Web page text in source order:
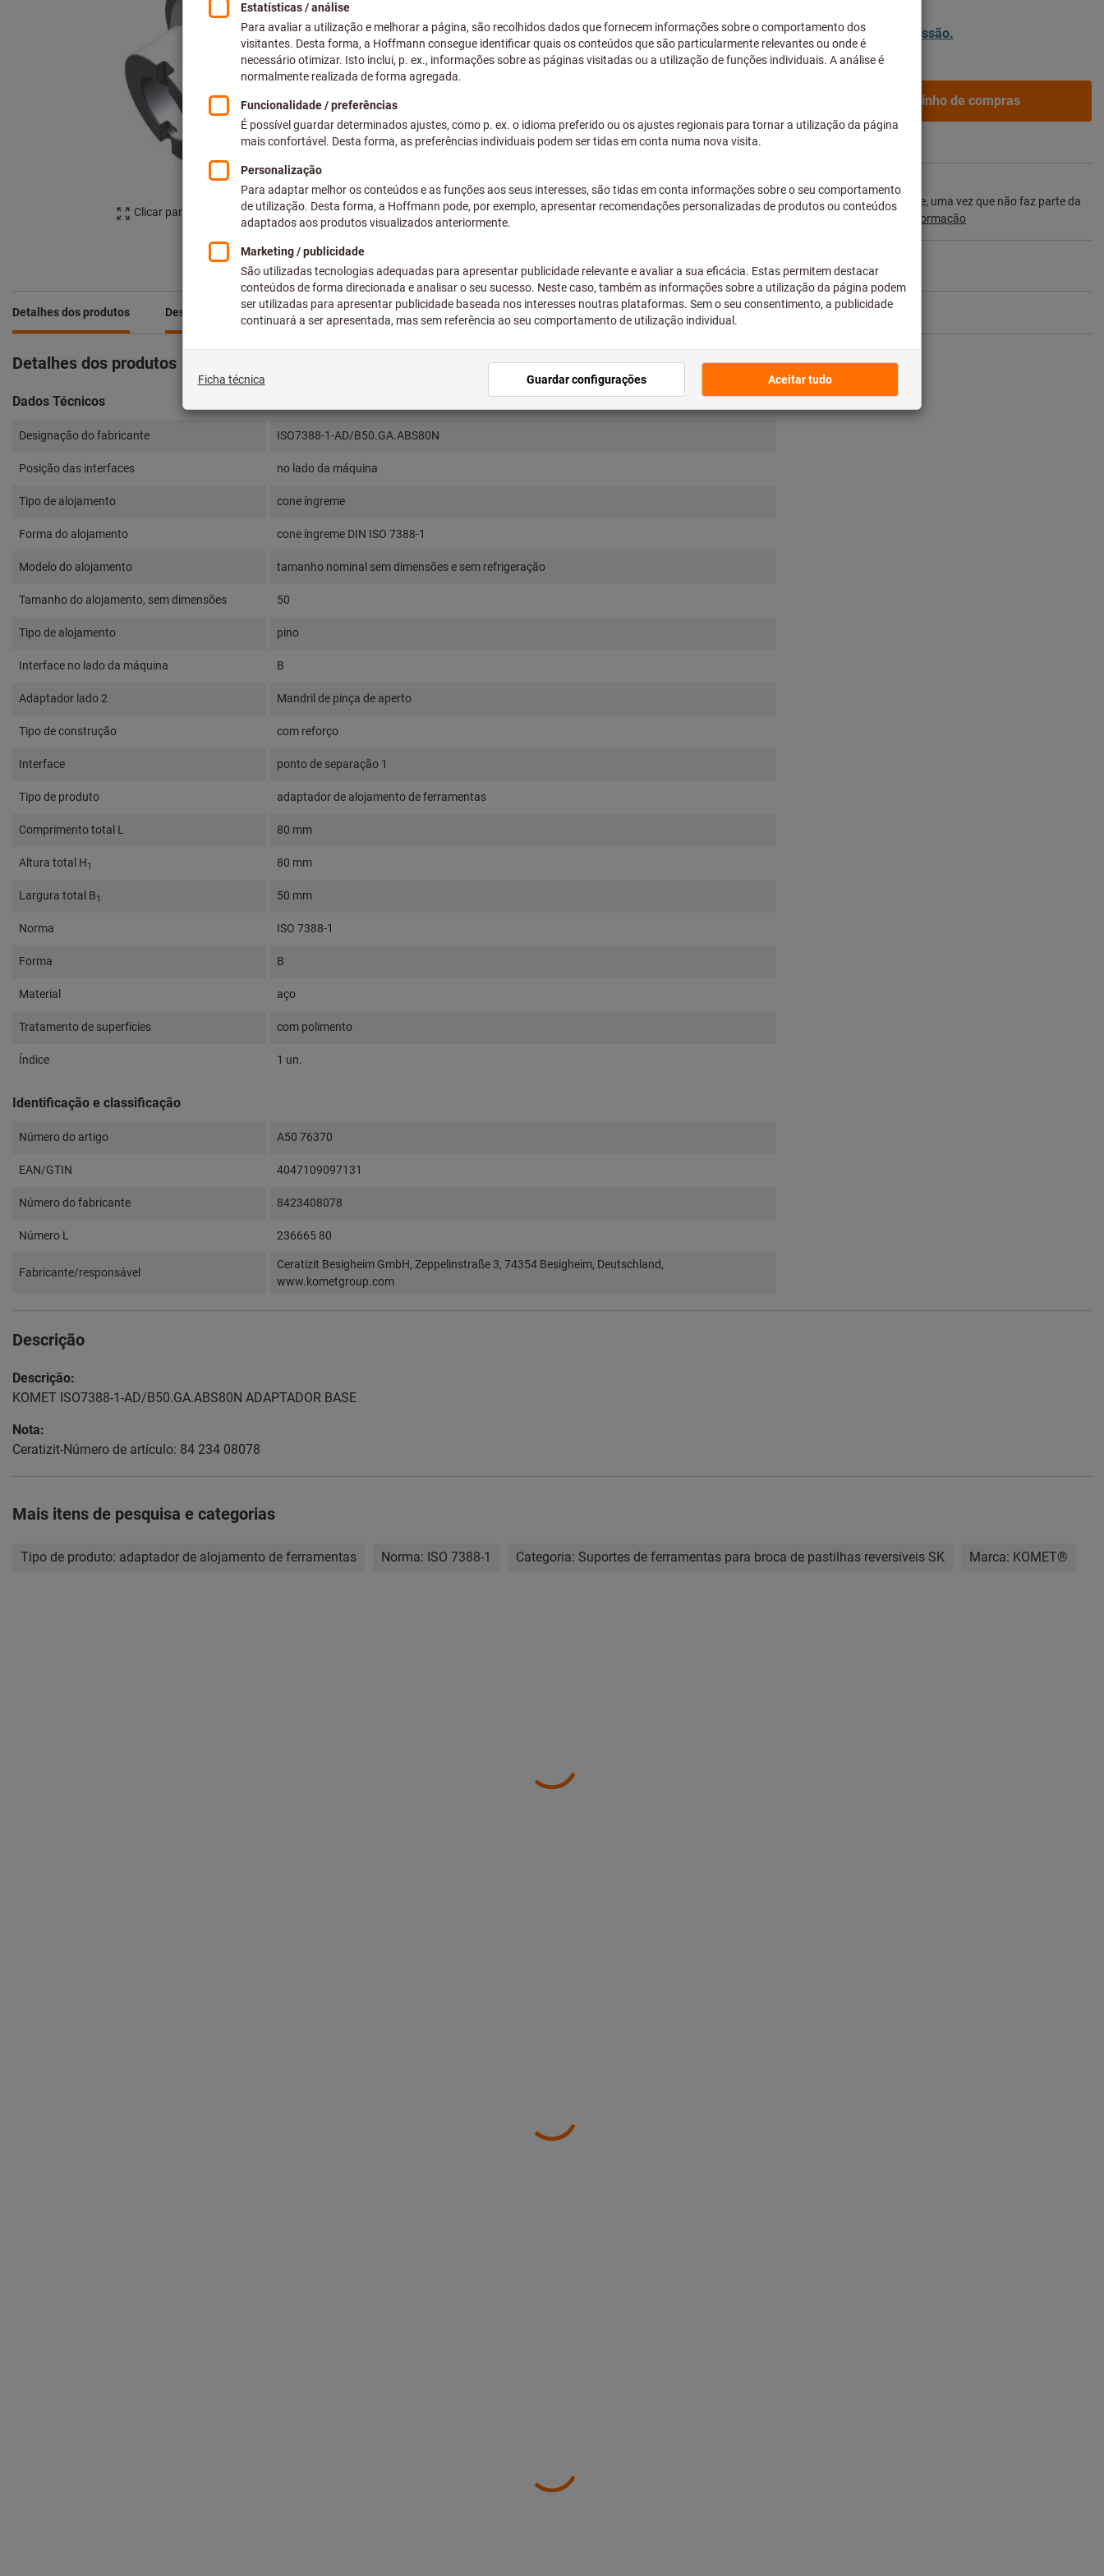
Clicar para aumentar imagem
Preços individuais para clientes empresariais após iniciar sessão.
Adicionar ao carrinho de compras
Prazo de entrega aprox.: 2-3 semanas
Tenha em atenção o prazo de entrega e recomendação:
Efetuamos o pedido deste artigo diretamente ao fabricante, uma vez que não faz parte da
Informação
Adicionar à lista de desejos Partilhar artigo
Detalhes dos produtos Descrição
Detalhes dos produtos
Dados Técnicos
Designação do fabricante ISO7388-1-AD/B50.GA.ABS80N
Posição das interfaces no lado da máquina
Tipo de alojamento cone íngreme
Forma do alojamento cone íngreme DIN ISO 7388-1
Modelo do alojamento tamanho nominal sem dimensões e sem refrigeração
Tamanho do alojamento, sem dimensões 50
Tipo de alojamento pino
Interface no lado da máquina B
Adaptador lado 2 Mandril de pinça de aperto
Tipo de construção com reforço
Interface ponto de separação 1
Tipo de produto adaptador de alojamento de ferramentas
Comprimento total L 80 mm
Altura total H1 80 mm
Largura total B1 50 mm
Norma ISO 7388-1
Forma B
Material aço
Tratamento de superfícies com polimento
Índice 1 un.
Identificação e classificação
Número do artigo A50 76370
EAN/GTIN 4047109097131
Número do fabricante 8423408078
Número L 236665 80
Fabricante/responsável
Ceratizit Besigheim GmbH, Zeppelinstraße 3, 74354 Besigheim, Deutschland,
www.kometgroup.com
Descrição
Descrição:
KOMET ISO7388-1-AD/B50.GA.ABS80N ADAPTADOR BASE
Nota:
Ceratizit-Número de artículo: 84 234 08078
Mais itens de pesquisa e categorias
Tipo de produto: adaptador de alojamento de ferramentas Norma: ISO 7388-1 Categoria: Suportes de ferramentas para broca de pastilhas reversíveis SK Marca: KOMET®